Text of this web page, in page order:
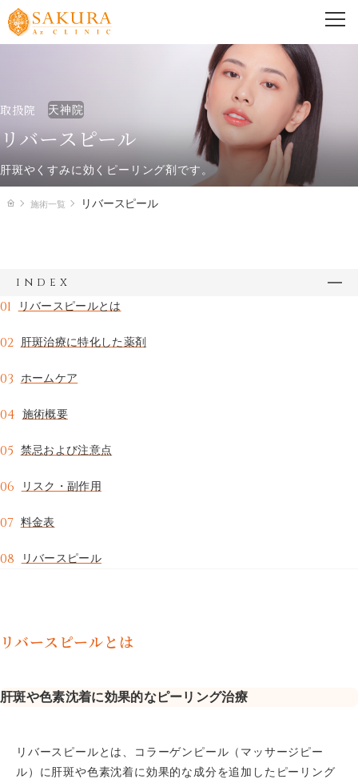
PRICE
料金一覧
心斎橋院
天神院
TREATMENT
施術一覧
CAMPAIGN
キャンペーン
SHINSAIBASHI
心斎橋院
天神院 0120-617-788 ご予約・お問い合わせ
取扱院 天神院
リバースピール
肝斑やくすみに効くピーリング剤です。
施術一覧 リバースピール
index
01 リバースピールとは
02 肝斑治療に特化した薬剤
03 ホームケア
04 施術概要
05 禁忌および注意点
06 リスク・副作用
07 料金表
08 リバースピール
リバースピールとは
肝斑や色素沈着に効果的なピーリング治療
リバースピールとは、コラーゲンピール（マッサージピー
ル）に肝斑や色素沈着に効果的な成分を追加したピーリング